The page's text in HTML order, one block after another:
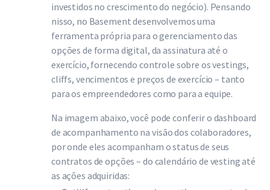
investidos no crescimento do negócio). Pensando
nisso, no Basement desenvolvemos uma
ferramenta própria para o gerenciamento das
opções de forma digital, da assinatura até o
exercício, fornecendo controle sobre os vestings,
cliffs, vencimentos e preços de exercício – tanto
para os empreendedores como para a equipe.
Na imagem abaixo, você pode conferir o dashboard
de acompanhamento na visão dos colaboradores,
por onde eles acompanham o status de seus
contratos de opções – do calendário de vesting até
as ações adquiridas: